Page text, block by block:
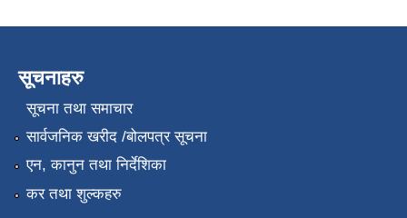
सूचनाहरु
सूचना तथा समाचार
सार्वजनिक खरीद /बोलपत्र सूचना
एन, कानुन तथा निर्देशिका
कर तथा शुल्कहरु